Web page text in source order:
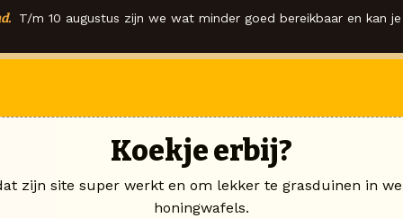
T/m 10 augustus zijn we wat minder goed bereikbaar en kan
Koekje erbij?
zijn site super werkt en om lekker te grasduinen in
honingwafels.